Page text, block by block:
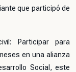
que participó de
Participar para
en una alianza
Social, este